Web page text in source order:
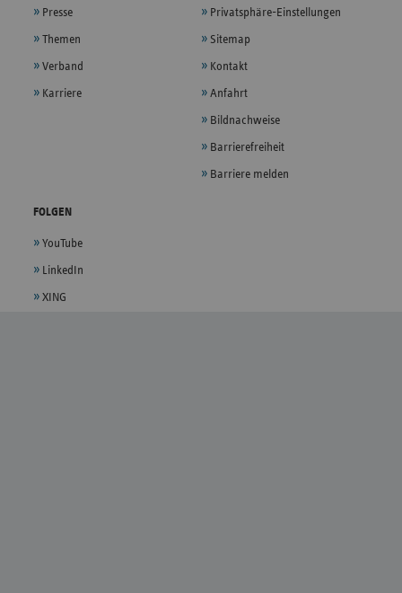
Presse
Themen
Verband
Karriere
Privatsphäre-Einstellungen
Sitemap
Kontakt
Anfahrt
Bildnachweise
Barrierefreiheit
Barriere melden
FOLGEN
YouTube
LinkedIn
XING